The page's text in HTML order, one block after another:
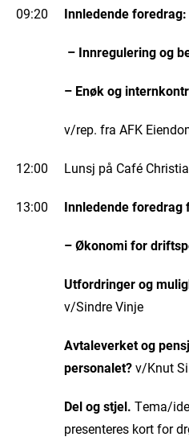
09:20 Innledende foredrag:
– Innregulering og
– Enøk og
v/rep. fra AFK
12:00 Lunsj på Café
13:00 Innledende foredrag
– Økonomi for
Utfordringer og
v/Sindre Vinje
Avtaleverket og
personalet?v/Knut
Del og stjel. Tema/
presenteres kort for